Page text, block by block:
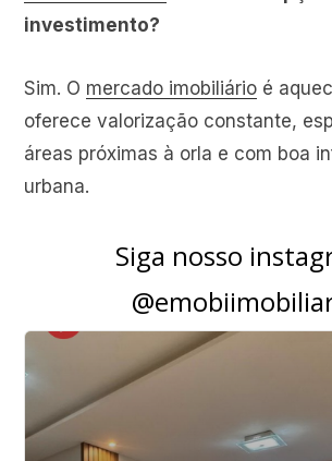
investimento?
Sim. O mercado imobiliário é
oferece valorização constante,
áreas próximas à orla e com boa
urbana.